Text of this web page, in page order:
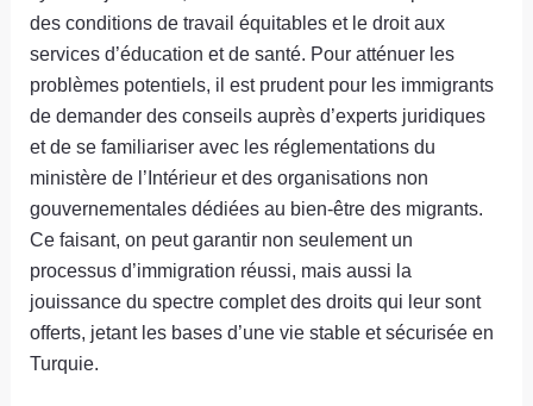
des conditions de travail équitables et le droit aux
services d’éducation et de santé. Pour atténuer les
problèmes potentiels, il est prudent pour les immigrants
de demander des conseils auprès d’experts juridiques
et de se familiariser avec les réglementations du
ministère de l’Intérieur et des organisations non
gouvernementales dédiées au bien-être des migrants.
Ce faisant, on peut garantir non seulement un
processus d’immigration réussi, mais aussi la
jouissance du spectre complet des droits qui leur sont
offerts, jetant les bases d’une vie stable et sécurisée en
Turquie.